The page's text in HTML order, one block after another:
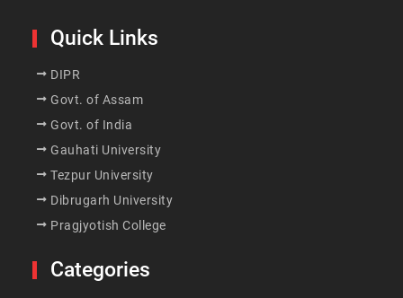
Quick Links
DIPR
Govt. of Assam
Govt. of India
Gauhati University
Tezpur University
Dibrugarh University
Pragjyotish College
Categories